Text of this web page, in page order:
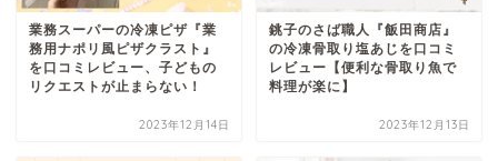
業務スーパーの冷凍ピザ『業
務用ナポリ風ピザクラスト』
を口コミレビュー、子どもの
リクエストが止まらない！
2023年12月14日
銚子のさば職人『飯田商店』
の冷凍骨取り塩あじを口コミ
レビュー【便利な骨取り魚で
料理が楽に】
2023年12月13日